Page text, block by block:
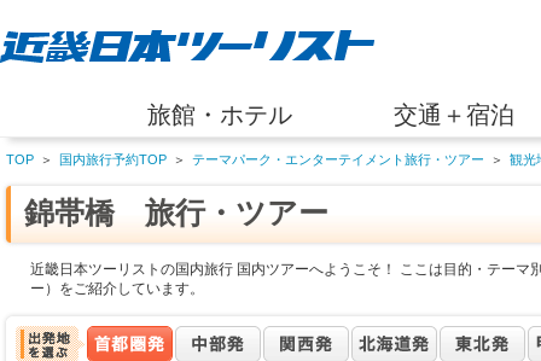
旅館・ホテル 交通＋宿泊
TOP ＞ 国内旅行予約TOP ＞ テーマパーク・エンターテイメント旅行・ツアー ＞ 観光
錦帯橋 旅行・ツアー
近畿日本ツーリストの国内旅行 国内ツアーへようこそ！ ここは目的・テー
ー）をご紹介しています。